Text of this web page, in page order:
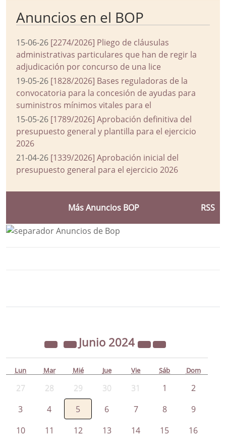
Anuncios en el BOP
15-06-26 [2274/2026] Pliego de cláusulas
administrativas particulares que han de regir la
adjudicación por concurso de una lice
19-05-26 [1828/2026] Bases reguladoras de la
convocatoria para la concesión de ayudas para
suministros mínimos vitales para el
15-05-26 [1789/2026] Aprobación definitiva del
presupuesto general y plantilla para el ejercicio
2026
21-04-26 [1339/2026] Aprobación inicial del
presupuesto general para el ejercicio 2026
Más Anuncios BOP RSS
Junio 2024
Lun Mar Mié Jue Vie Sáb Dom
27 28 29 30 31 1
2
3
4 5 6 7 8
9
10
11 12 13 14 15 16